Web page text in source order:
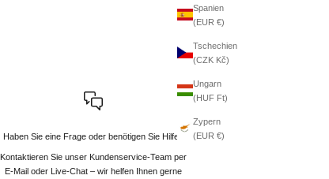
Spanien
(EUR €)
Tschechien
(CZK Kč)
Ungarn
(HUF Ft)
Zypern
(EUR €)
Haben Sie eine Frage oder benötigen Sie Hilfe?
Kontaktieren Sie unser Kundenservice-Team per
E-Mail oder Live-Chat – wir helfen Ihnen gerne